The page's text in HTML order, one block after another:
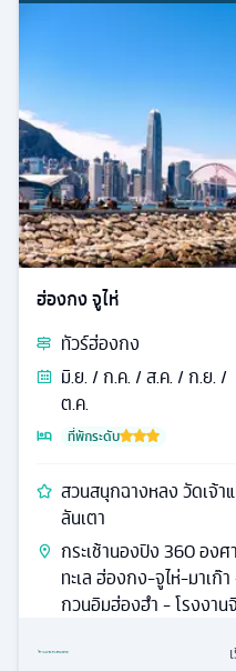
ฮ่องกง จูไห่
ทัวร์ฮ่องกง
มิ.ย. / ก.ค. / ส.ค. / ก.ย. /
ต.ค.
ที่พักระดับ
สวนสนุกฉางหลง วัดเจ้า
ลันเตา
กระเช้านองปิง 360 องศ
ทะเล ฮ่องกง-จูไห่-มาเก๊
กวนอิมฮ่องฮำ - โรงงา